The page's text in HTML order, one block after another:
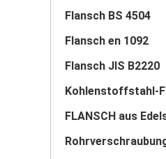
Flansch BS 4504
Flansch en 1092
Flansch JIS B2220
Kohlenstoffstahl-
FLANSCH aus